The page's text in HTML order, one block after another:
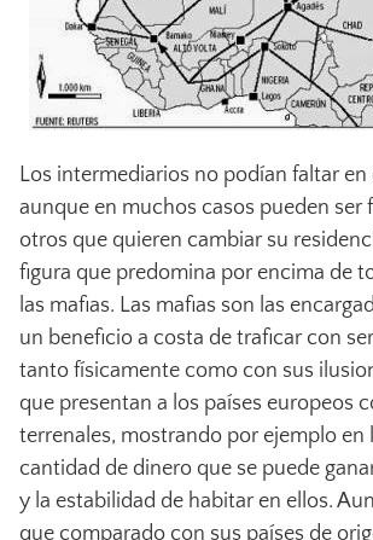
Los intermediarios no podían faltar en
aunque en muchos casos pueden ser
otros que quieren cambiar su
figura que predomina por encima de
las mafias. Las mafias son las
un beneficio a costa de traficar con
tanto físicamente como con sus
que presentan a los países europeos
terrenales, mostrando por ejemplo en
cantidad de dinero que se puede
y la estabilidad de habitar en ellos.
que comparado con sus países de